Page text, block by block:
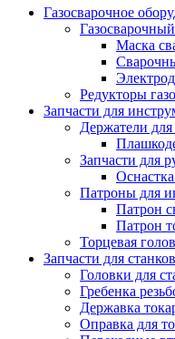
Газосварочное
Маска
Редукторы
Запчасти для
Держатели
Запчасти для
Патроны для
Патрон
Патрон
Торцевая
Запчасти для станков
Головки для
Гребенка
Державка
Оправка для